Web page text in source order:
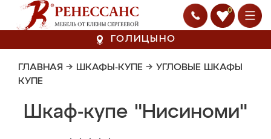
0
ГОЛИЦЫНО
ГЛАВНАЯ → ШКАФЫ-КУПЕ → УГЛОВЫЕ ШКАФЫ
КУПЕ
Шкаф-купе "Нисиноми"